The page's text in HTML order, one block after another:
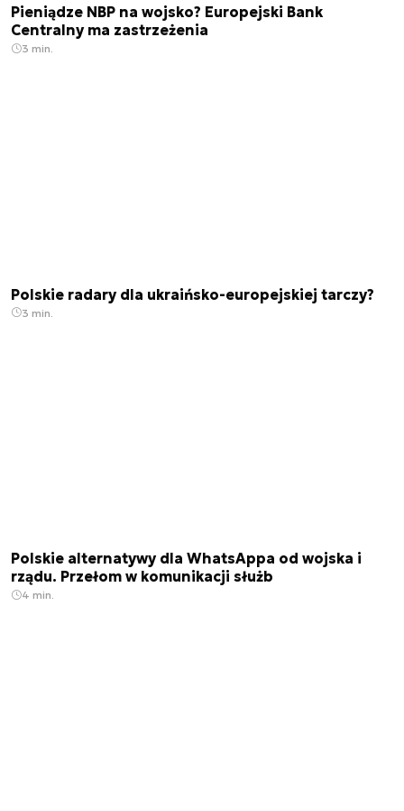
Pieniądze NBP na wojsko? Europejski Bank
Centralny ma zastrzeżenia
3 min.
Polskie radary dla ukraińsko-europejskiej tarczy?
3 min.
Polskie alternatywy dla WhatsAppa od wojska i
rządu. Przełom w komunikacji służb
4 min.